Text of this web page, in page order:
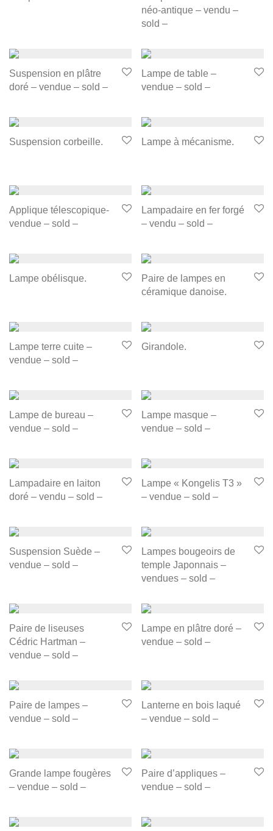
néo-antique – vendu –
sold –
Suspension en plâtre
doré – vendue – sold –
Lampe de table –
vendue – sold –
Suspension corbeille. Lampe à mécanisme.
Applique télescopique-
vendue – sold –
Lampadaire en fer forgé
– vendu – sold –
Lampe obélisque.
Paire de lampes en
céramique danoise.
Lampe terre cuite –
vendue – sold –
Girandole.
Lampe de bureau –
vendue – sold –
Lampe masque –
vendue – sold –
Lampadaire en laiton
doré – vendu – sold –
Lampe « Kongelis T3 »
– vendue – sold –
Suspension Suède –
vendue – sold –
Lampes bougeoirs de
temple Japonnais –
vendues – sold –
Paire de liseuses
Cédric Hartman –
vendue – sold –
Lampe en plâtre doré –
vendue – sold –
Paire de lampes –
vendue – sold –
Lanterne en bois laqué
– vendue – sold –
Grande lampe fougères
– vendue – sold –
Paire d’appliques –
vendue – sold –